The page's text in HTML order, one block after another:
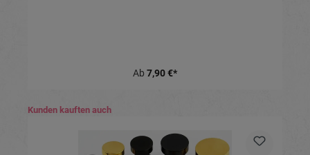
Ab 7,90 €*
Produktgalerie überspringen
Kunden kauften auch